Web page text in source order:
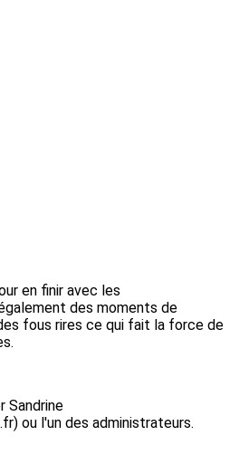
en finir avec les
des moments de
fous rires ce qui fait la force de
Sandrine
ou l'un des administrateurs.